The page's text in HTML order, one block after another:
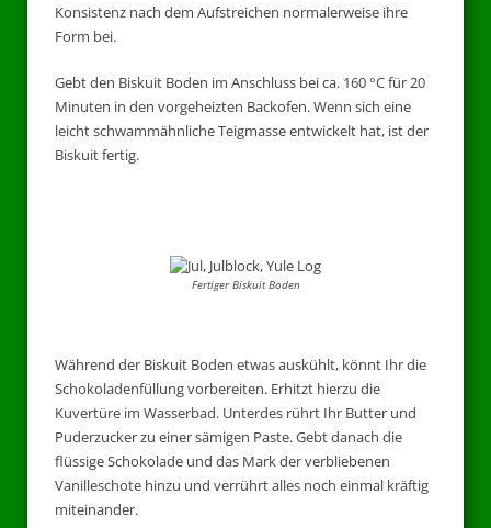
Konsistenz nach dem Aufstreichen normalerweise ihre
Form bei.
Gebt den Biskuit Boden im Anschluss bei ca. 160 °C für 20
Minuten in den vorgeheizten Backofen. Wenn sich eine
leicht schwammähnliche Teigmasse entwickelt hat, ist der
Biskuit fertig.
Fertiger Biskuit Boden
Während der Biskuit Boden etwas auskühlt, könnt Ihr die
Schokoladenfüllung vorbereiten. Erhitzt hierzu die
Kuvertüre im Wasserbad. Unterdes rührt Ihr Butter und
Puderzucker zu einer sämigen Paste. Gebt danach die
flüssige Schokolade und das Mark der verbliebenen
Vanilleschote hinzu und verrührt alles noch einmal kräftig
miteinander.